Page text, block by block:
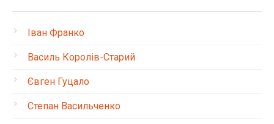
Іван Франко
Василь Королів-Старий
Євген Гуцало
Степан Васильченко